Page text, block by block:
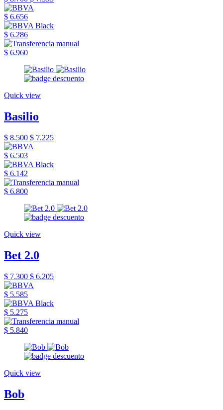
$ 6.656
$ 6.286
$ 6.960
Quick view
Basilio
$ 8.500 $ 7.225
$ 6.503
$ 6.142
$ 6.800
Quick view
Bet 2.0
$ 7.300 $ 6.205
$ 5.585
$ 5.275
$ 5.840
Quick view
Bob